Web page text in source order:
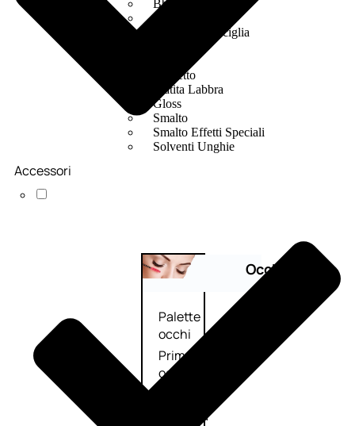
Bb E Cc Cream
Matita Occhi
Matita Sopracciglia
Eyeliner
Rossetto
Matita Labbra
Gloss
Smalto
Smalto Effetti Speciali
Solventi Unghie
Occhi
Palette
occhi
Primer
occhi
Mascara
Accessori